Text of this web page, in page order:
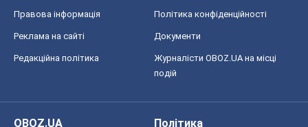
Правова інформація Політика конфіденційності
Реклама на сайті Документи
Редакційна політика
Журналісти OBOZ.UA на місці
подій
OBOZ.UA
Політика